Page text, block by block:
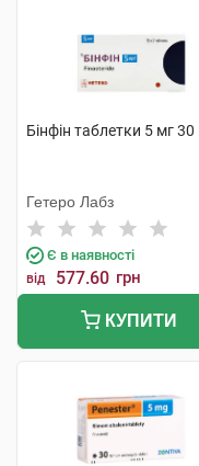
Бінфін таблетки 5 мг
Гетеро Лабз
Є в наявності
від 577.60 грн
КУПИТИ